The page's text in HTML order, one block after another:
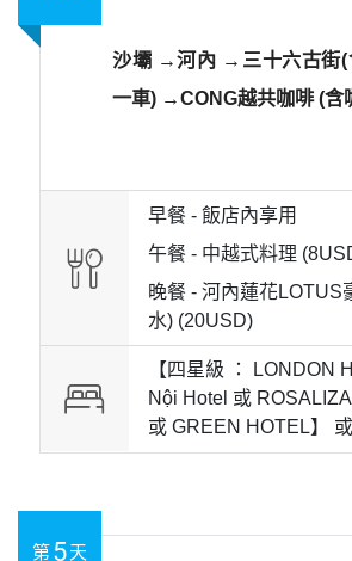
沙壩 →河內 →三十六古街(
一車) →CONG越共咖啡 (含
早餐 - 飯店內享用
午餐 - 中越式料理
晚餐 - 河內蓮花LOTUS
水) (20USD)
【四星級 ： LONDON
Nội Hotel 或
或 GREEN HOTEL】 或
第5天